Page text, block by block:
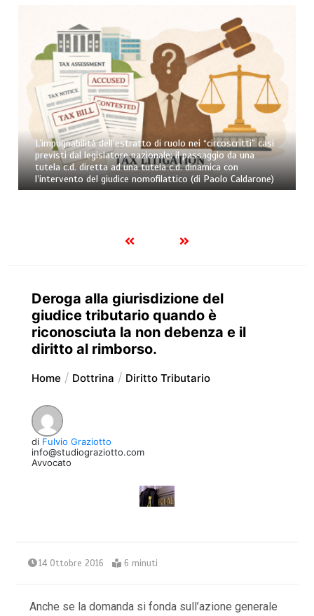
L’impugnabilità dell’estratto di ruolo nei “circoscritti” casi
previsti dal legislatore nazionale: il passaggio da una
tutela c.d. diretta ad una tutela c.d. dinamica con
l’intervento del giudice nomofilattico (di Paolo Caldarone)
Deroga alla giurisdizione del
giudice tributario quando è
riconosciuta la non debenza e il
diritto al rimborso.
Home Dottrina Diritto Tributario
di Fulvio Graziotto
info@studiograziotto.com
Avvocato
14 Ottobre 2016 6 minuti
Anche se la domanda si fonda sull’azione generale